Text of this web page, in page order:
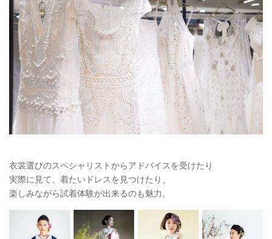
衣裳選びのスペシャリストからアドバイスを受けたり
実際に見て、着たいドレスを見つけたり、
楽しみながら試着体験が出来るのも魅力。